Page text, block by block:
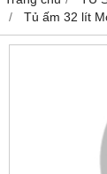
Tủ ấm 32 lít